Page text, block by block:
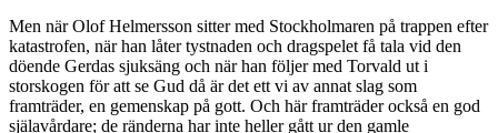
Men när Olof Helmersson sitter med Stockholmaren på trappen efter
katastrofen, när han låter tystnaden och dragspelet få tala vid den
döende Gerdas sjuksäng och när han följer med Torvald ut i
storskogen för att se Gud då är det ett vi av annat slag som
framträder, en gemenskap på gott. Och här framträder också en god
själavårdare; de ränderna har inte heller gått ur den gamle